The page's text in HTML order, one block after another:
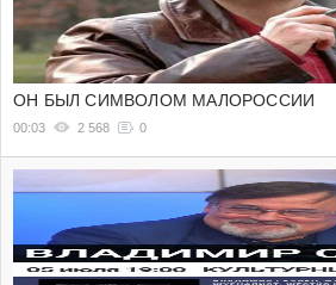
ОН БЫЛ СИМВОЛОМ МАЛОРОССИИ
00:03 2 568 0